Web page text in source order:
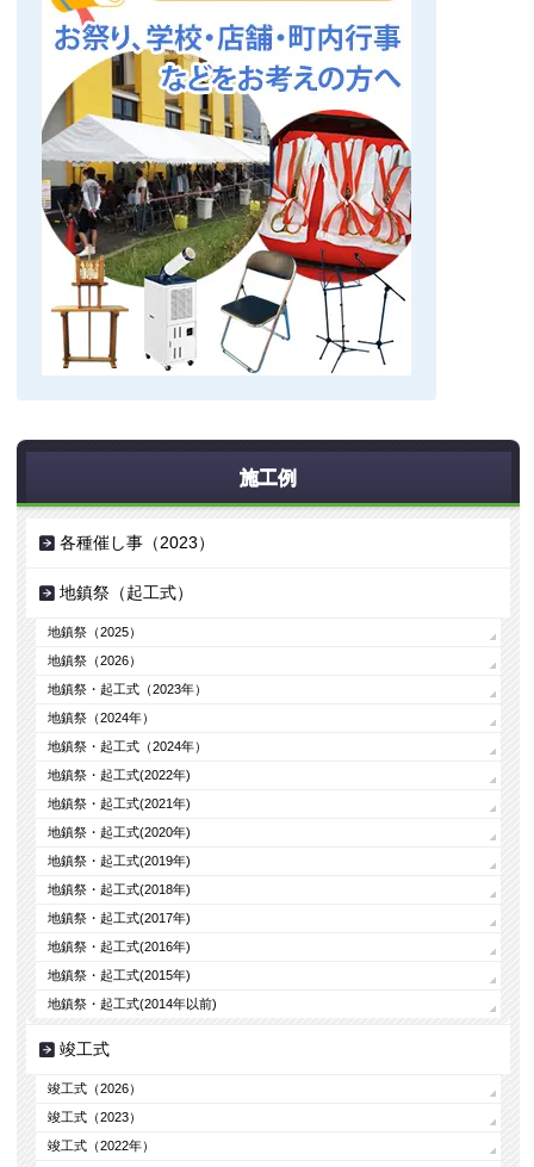
施工例
各種催し事（2023）
地鎮祭（起工式）
地鎮祭（2025）
地鎮祭（2026）
地鎮祭・起工式（2023年）
地鎮祭（2024年）
地鎮祭・起工式（2024年）
地鎮祭・起工式(2022年)
地鎮祭・起工式(2021年)
地鎮祭・起工式(2020年)
地鎮祭・起工式(2019年)
地鎮祭・起工式(2018年)
地鎮祭・起工式(2017年)
地鎮祭・起工式(2016年)
地鎮祭・起工式(2015年)
地鎮祭・起工式(2014年以前)
竣工式
竣工式（2026）
竣工式（2023）
竣工式（2022年）